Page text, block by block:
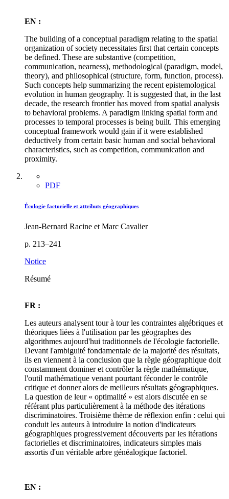
EN :
The building of a conceptual paradigm relating to the spatial
organization of society necessitates first that certain concepts
be defined. These are substantive (competition,
communication, nearness), methodological (paradigm, model,
theory), and philosophical (structure, form, function, process).
Such concepts help summarizing the recent epistemological
evolution in human geography. It is suggested that, in the last
decade, the research frontier has moved from spatial analysis
to behavioral problems. A paradigm linking spatial form and
processes to temporal processes is being built. This emerging
conceptual framework would gain if it were established
deductively from certain basic human and social behavioral
characteristics, such as competition, communication and
proximity.
PDF
Écologie factorielle et attributs géographiques
Jean-Bernard Racine et Marc Cavalier
p. 213–241
Notice
Résumé
FR :
Les auteurs analysent tour à tour les contraintes algébriques et
théoriques liées à l'utilisation par les géographes des
algorithmes aujourd'hui traditionnels de l'écologie factorielle.
Devant l'ambiguité fondamentale de la majorité des résultats,
ils en viennent à la conclusion que la règle géographique doit
constamment dominer et contrôler la règle mathématique,
l'outil mathématique venant pourtant féconder le contrôle
critique et donner alors de meilleurs résultats géographiques.
La question de leur « optimalité » est alors discutée en se
référant plus particulièrement à la méthode des itérations
discriminatoires. Troisième thème de réflexion enfin : celui qui
conduit les auteurs à introduire la notion d'indicateurs
géographiques progressivement découverts par les itérations
factorielles et discriminatoires, indicateurs simples mais
assortis d'un véritable arbre généalogique factoriel.
EN :